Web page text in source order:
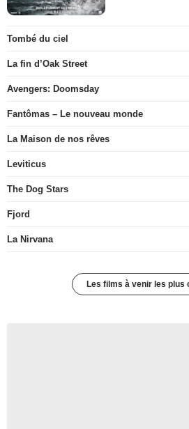
Tombé du ciel
La fin d’Oak Street
Avengers: Doomsday
Fantômas – Le nouveau monde
La Maison de nos rêves
Leviticus
The Dog Stars
Fjord
La Nirvana
Les films à venir les plus